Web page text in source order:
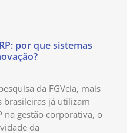
por que sistemas
da FGVcia, mais
brasileiras já utilizam
na gestão corporativa, o
da